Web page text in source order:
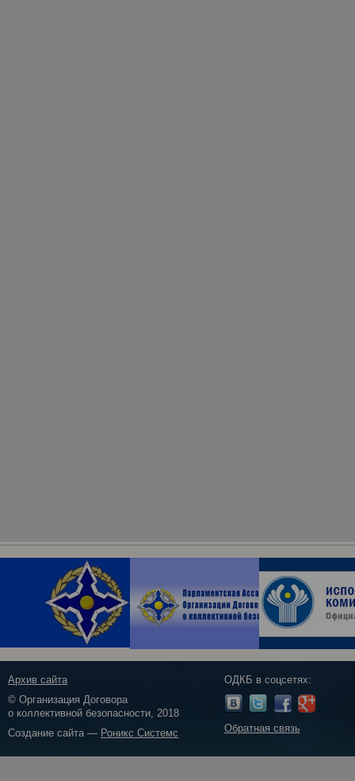
Архив сайта
© Организация Договора
о коллективной безопасности, 2018
Создание сайта — Роникс Системс
ОДКБ в соцсетях:
Обратная связь